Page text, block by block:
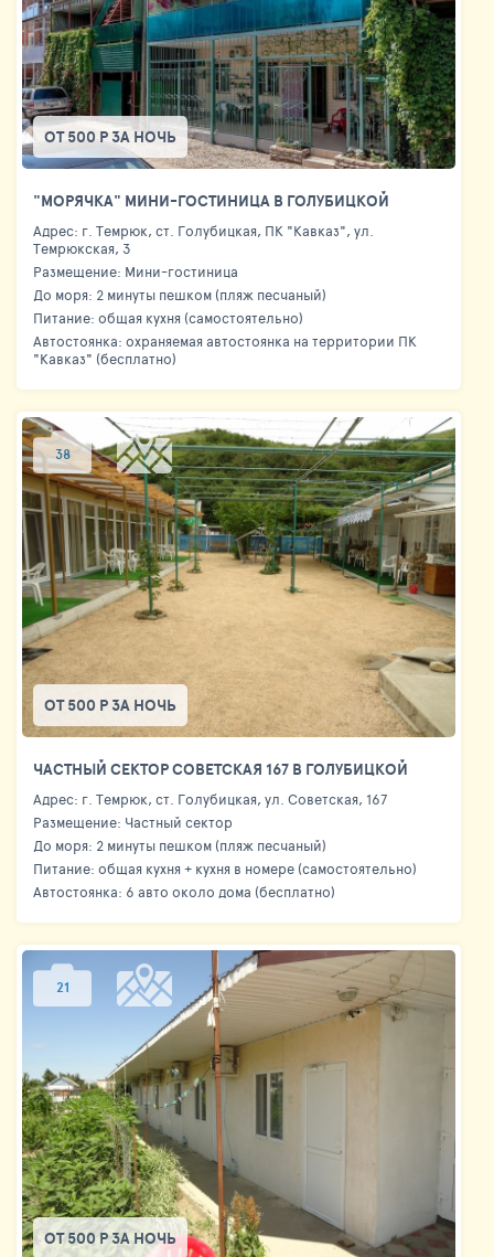
ОТ 500 Р ЗА НОЧЬ
"МОРЯЧКА" МИНИ-ГОСТИНИЦА В ГОЛУБИЦКОЙ
Адрес: г. Темрюк, ст. Голубицкая, ПК "Кавказ", ул.
Темрюкская, 3
Размещение: Мини-гостиница
До моря: 2 минуты пешком (пляж песчаный)
Питание: общая кухня (самостоятельно)
Автостоянка: охраняемая автостоянка на территории ПК
"Кавказ" (бесплатно)
38
ОТ 500 Р ЗА НОЧЬ
ЧАСТНЫЙ СЕКТОР СОВЕТСКАЯ 167 В ГОЛУБИЦКОЙ
Адрес: г. Темрюк, ст. Голубицкая, ул. Советская, 167
Размещение: Частный сектор
До моря: 2 минуты пешком (пляж песчаный)
Питание: общая кухня + кухня в номере (самостоятельно)
Автостоянка: 6 авто около дома (бесплатно)
21
ОТ 500 Р ЗА НОЧЬ